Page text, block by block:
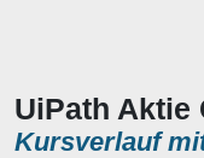
UiPath Aktie
Kursverlauf